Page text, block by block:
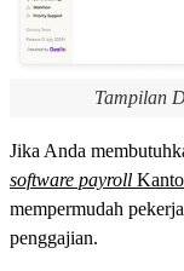
Tampilan
Jika Anda
software payroll
mempermudah
penggajian.